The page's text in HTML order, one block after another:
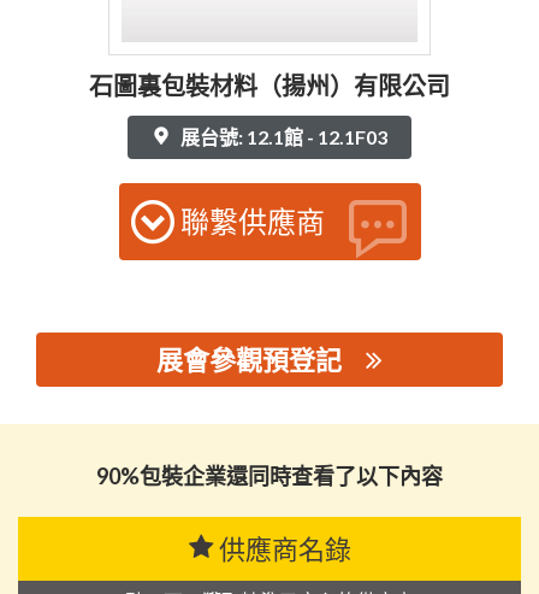
石圖裏包裝材料（揚州）有限公司
展台號: 12.1館 - 12.1F03
聯繫供應商
展會參觀預登記
90%包裝企業還同時查看了以下內容
供應商名錄